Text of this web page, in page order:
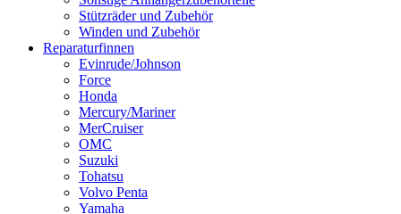
Stützräder und Zubehör
Winden und Zubehör
Reparaturfinnen
Evinrude/Johnson
Force
Honda
Mercury/Mariner
MerCruiser
OMC
Suzuki
Tohatsu
Volvo Penta
Yamaha